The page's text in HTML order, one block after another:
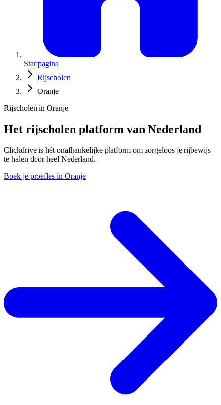
Startpagina
Rijscholen
Oranje
Rijscholen in Oranje
Het rijscholen platform van Nederland
Clickdrive is hét onafhankelijke platform om zorgeloos je rijbewijs
te halen door heel Nederland.
Boek je proefles in Oranje